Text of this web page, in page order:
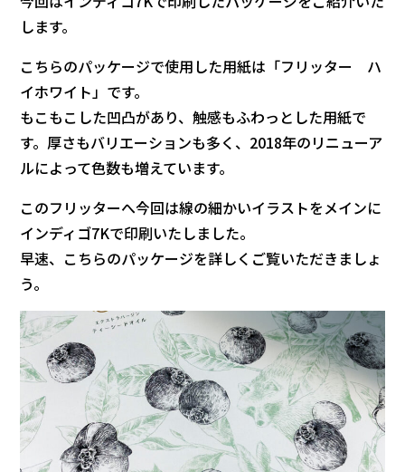
します。
こちらのパッケージで使用した用紙は「フリッター ハ
イホワイト」です。
もこもこした凹凸があり、触感もふわっとした用紙で
す。厚さもバリエーションも多く、2018年のリニューア
ルによって色数も増えています。
このフリッターへ今回は線の細かいイラストをメインに
インディゴ7Kで印刷いたしました。
早速、こちらのパッケージを詳しくご覧いただきましょ
う。